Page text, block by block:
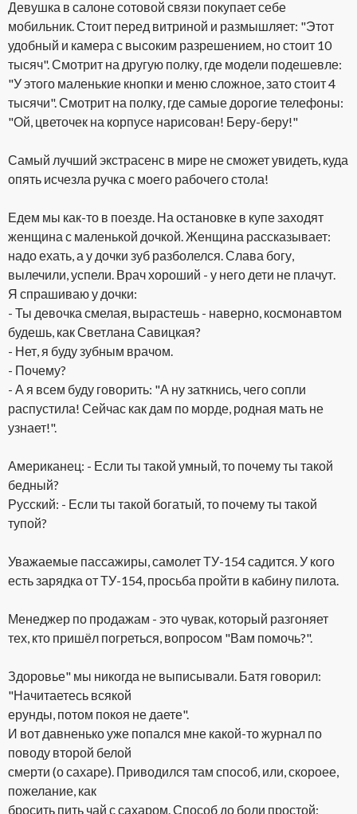
Девушка в салоне сотовой связи покупает себе
мобильник. Стоит перед витриной и размышляет: "Этот
удобный и камера с высоким разрешением, но стоит 10
тысяч". Смотрит на другую полку, где модели подешевле:
"У этого маленькие кнопки и меню сложное, зато стоит 4
тысячи". Смотрит на полку, где самые дорогие телефоны:
"Ой, цветочек на корпусе нарисован! Беру-беру!"
Самый лучший экстрасенс в мире не сможет увидеть, куда
опять исчезла ручка с моего рабочего стола!
Едем мы как-то в поезде. На остановке в купе заходят
женщина с маленькой дочкой. Женщина рассказывает:
надо ехать, а у дочки зуб разболелся. Слава богу,
вылечили, успели. Врач хороший - у него дети не плачут.
Я спрашиваю у дочки:
- Ты девочка смелая, вырастешь - наверно, космонавтом
будешь, как Светлана Савицкая?
- Нет, я буду зубным врачом.
- Почему?
- А я всем буду говорить: "А ну заткнись, чего сопли
распустила! Сейчас как дам по морде, родная мать не
узнает!".
Американец: - Если ты такой умный, то почему ты такой
бедный?
Русский: - Если ты такой богатый, то почему ты такой
тупой?
Уважаемые пассажиры, самолет ТУ-154 садится. У кого
есть зарядка от ТУ-154, просьба пройти в кабину пилота.
Менеджер по продажам - это чувак, который разгоняет
тех, кто пришёл погреться, вопросом "Вам помочь?".
Здоровье" мы никогда не выписывали. Батя говорил:
"Начитаетесь всякой
ерунды, потом покоя не даете".
И вот давненько уже попался мне какой-то журнал по
поводу второй белой
смерти (о сахаре). Приводился там способ, или, скороее,
пожелание, как
бросить пить чай с сахаром. Способ до боли простой: